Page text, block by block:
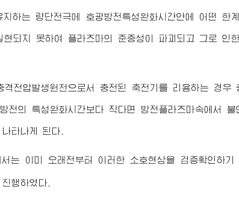
하는 량단전극에 호광방전특성완화시간안에 어떤 한
현되지 못하여 플라즈마의 준중성이 파괴되고 그로 인
전압발생원천으로서 충전된 축전기를 리용하는 경우
전의 특성완화시간보다 작다면 방전플라즈마속에서 불
타나게 된다.
서는 이미 오래전부터 이러한 소호현상을 검증확인하
행하였다.